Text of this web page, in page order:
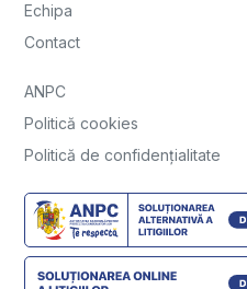
Echipa
Contact
ANPC
Politică cookies
Politică de confidențialitate